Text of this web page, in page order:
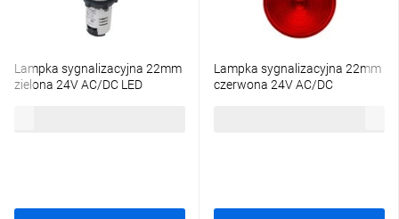
Lampka sygnalizacyjna 22mm
zielona 24V AC/DC LED
Lampka sygnalizacyjna 22mm
czerwona 24V AC/DC